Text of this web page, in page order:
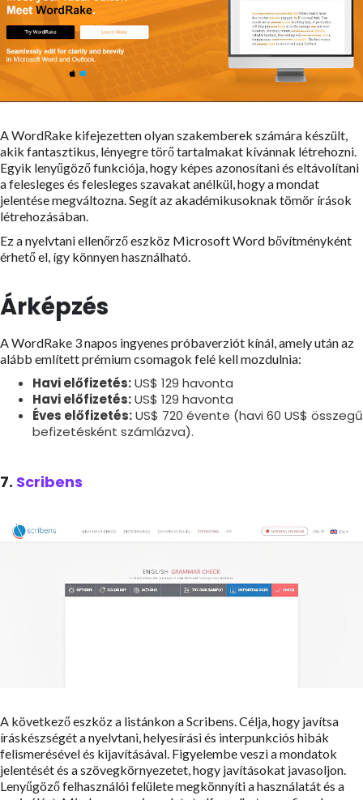
A WordRake kifejezetten olyan szakemberek számára készült,
akik fantasztikus, lényegre törő tartalmakat kívánnak létrehozni.
Egyik lenyűgöző funkciója, hogy képes azonosítani és eltávolítani
a felesleges és felesleges szavakat anélkül, hogy a mondat
jelentése megváltozna. Segít az akadémikusoknak tömör írások
létrehozásában.
Ez a nyelvtani ellenőrző eszköz Microsoft Word bővítményként
érhető el, így könnyen használható.
Árképzés
A WordRake 3 napos ingyenes próbaverziót kínál, amely után az
alább említett prémium csomagok felé kell mozdulnia:
Havi előfizetés:US$ 129 havonta
Havi előfizetés:US$ 129 havonta
Éves előfizetés:US$ 720 évente (havi 60 US$ összegű
befizetésként számlázva).
7. Scribens
A következő eszköz a listánkon a Scribens. Célja, hogy javítsa
íráskészségét a nyelvtani, helyesírási és interpunkciós hibák
felismerésével és kijavításával. Figyelembe veszi a mondatok
jelentését és a szövegkörnyezetet, hogy javításokat javasoljon.
Lenyűgöző felhasználói felülete megkönnyíti a használatát és a